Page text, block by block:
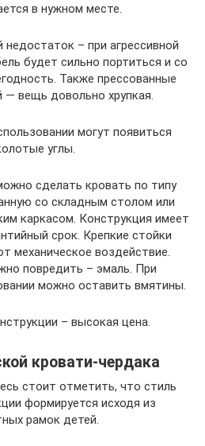
в нужном месте.
– при агрессивной
будет сильно портиться и со
Также прессованные
— вещь довольно хрупкая.
могут появиться
углы.
сделать кровать по типу
со складным столом или
каркасом. Конструкция имеет
срок. Крепкие стойки
механическое воздействие.
повредить – эмаль. При
можно оставить вмятины.
– высокая цена.
кровати-чердака
стоит отметить, что стиль
формируется исходя из
рамок детей.